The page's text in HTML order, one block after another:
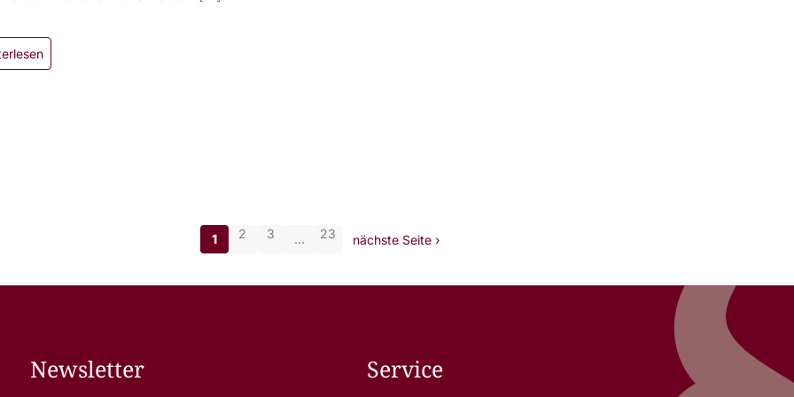
1 2 3 … 23 nächste Seite ›
Newsletter Service